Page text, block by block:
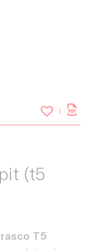
(t5
T5